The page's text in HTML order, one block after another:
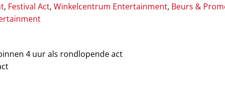
, Festival Act, Winkelcentrum Entertainment, Beurs &
4 uur als rondlopende act